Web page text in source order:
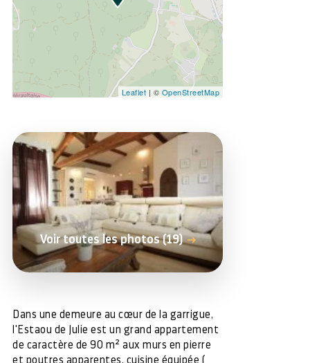
Leaflet | © OpenStreetMap
Voir toutes les photos (19)
Dans une demeure au cœur de la garrigue,
l'Estaou de Julie est un grand appartement
de caractère de 90 m² aux murs en pierre
et poutres apparentes, cuisine équipée (